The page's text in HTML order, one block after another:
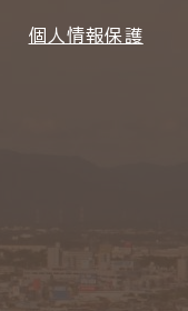
個人情報保護